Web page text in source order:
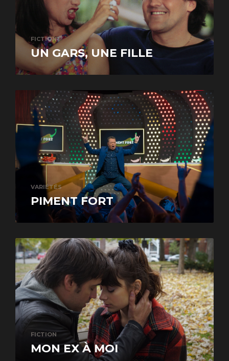
FICTION
UN GARS, UNE FILLE
VARIÉTÉS
PIMENT FORT
FICTION
MON EX À MOI